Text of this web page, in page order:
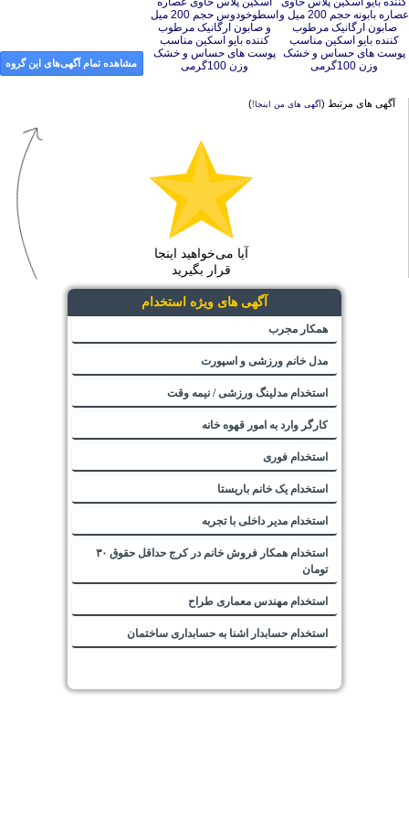
وزن 100گرمی وزن 100گرمی مشاهده تمام آگهی‌های این گروه
آگهی های مرتبط (آگهی های من اینجا!)
آیا می‌خواهید اینجا
قرار بگیرید
آگهی های ویژه استخدام
همکار مجرب
مدل خانم ورزشی و اسپورت
استخدام مدلینگ ورزشی / نیمه وقت
کارگر وارد به امور قهوه خانه
استخدام فوری
استخدام یک خانم باریستا
استخدام مدیر داخلی با تجربه
استخدام همکار فروش خانم در کرج حداقل حقوق ۳۰
تومان
استخدام مهندس معماری طراح
استخدام حسابدار اشنا به حسابداری ساختمان